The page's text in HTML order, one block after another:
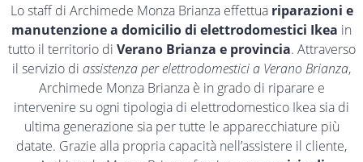
Lo staff di Archimede Monza Brianza effettua riparazioni e
manutenzione a domicilio di elettrodomestici Ikea in
tutto il territorio di Verano Brianza e provincia. Attraverso
il servizio di assistenza per elettrodomestici a Verano Brianza,
Archimede Monza Brianza è in grado di riparare e
intervenire su ogni tipologia di elettrodomestico Ikea sia di
ultima generazione sia per tutte le apparecchiature più
datate. Grazie alla propria capacità nell’assistere il cliente,